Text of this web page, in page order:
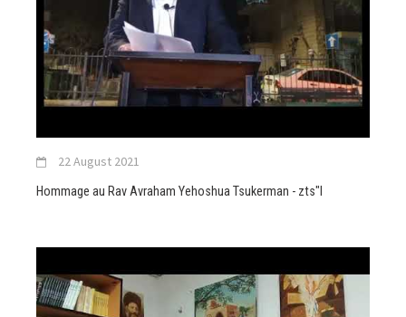
22 August 2021
Hommage au Rav Avraham Yehoshua Tsukerman - zts"l